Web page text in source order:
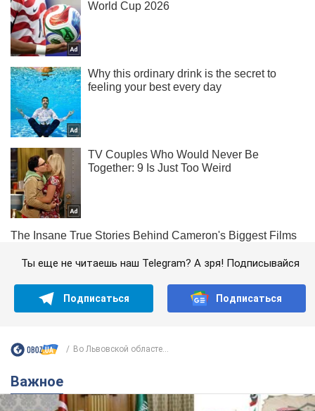
Ты еще не читаешь наш Telegram? А зря! Подписывайся
Подписаться Подписаться
Во Львовской областе...
Важное